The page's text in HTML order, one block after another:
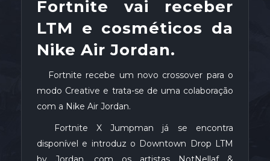
Fortnite vai receber
LTM e cosméticos da
Nike Air Jordan.
Fortnite recebe um novo crossover para o
modo Creative e trata-se de uma colaboração
com a Nike Air Jordan.
Fortnite X Jumpman já se encontra
disponível e introduz o Downtown Drop LTM